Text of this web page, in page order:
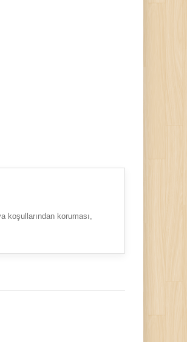
koşullarından koruması,